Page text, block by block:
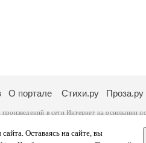
Оставаясь на сайте, вы
О портале Стихи.ру Проза.ру
в сети Интернет на основании
законодательства
более подробнуюинформацию о